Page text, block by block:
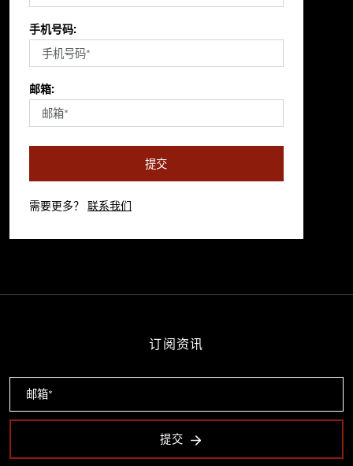
手机号码:
邮箱:
提交
需要更多？ 联系我们
订阅资讯
提交